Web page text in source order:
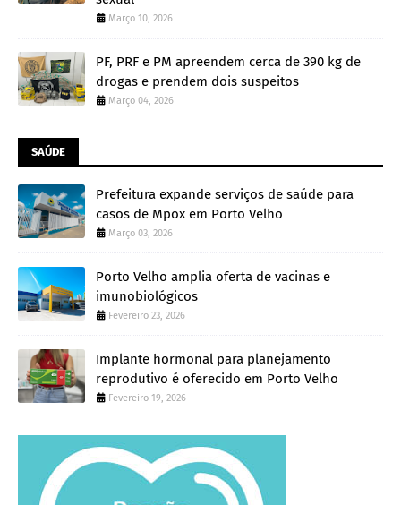
Março 10, 2026
PF, PRF e PM apreendem cerca de 390 kg de
drogas e prendem dois suspeitos
Março 04, 2026
SAÚDE
Prefeitura expande serviços de saúde para
casos de Mpox em Porto Velho
Março 03, 2026
Porto Velho amplia oferta de vacinas e
imunobiológicos
Fevereiro 23, 2026
Implante hormonal para planejamento
reprodutivo é oferecido em Porto Velho
Fevereiro 19, 2026